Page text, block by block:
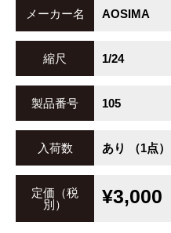
メーカー名 AOSIMA
縮尺 1/24
製品番号 105
入荷数 あり （1点）
定価（税
別）
¥3,000